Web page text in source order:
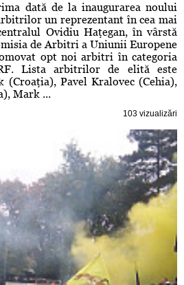
dată de la inaugurarea noului
un reprezentant în cea mai
Ovidiu Haţegan, în vârstă
de Arbitri a Uniunii Europene
opt noi arbitri în categoria
Lista arbitrilor de elită este
(Croaţia), Pavel Kralovec (Cehia),
Mark ...
103 vizualizări